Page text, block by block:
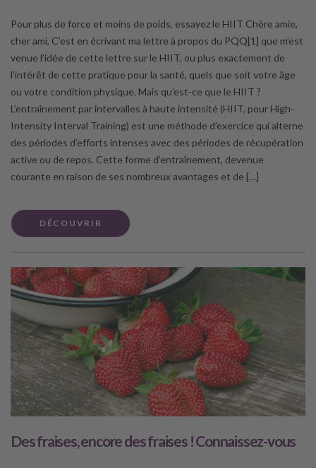
Pour plus de force et moins de poids, essayez le HIIT Chère amie,
cher ami, C’est en écrivant ma lettre à propos du PQQ[1] que m’est
venue l’idée de cette lettre sur le HIIT, ou plus exactement de
l’intérêt de cette pratique pour la santé, quels que soit votre âge
ou votre condition physique. Mais qu’est-ce que le HIIT ?
L’entraînement par intervalles à haute intensité (HIIT, pour High-
Intensity Interval Training) est une méthode d’exercice qui alterne
des périodes d’efforts intenses avec des périodes de récupération
active ou de repos. Cette forme d’entraînement, devenue
courante en raison de ses nombreux avantages et de […]
DÉCOUVRIR
Des fraises, encore des fraises ! Connaissez-vous